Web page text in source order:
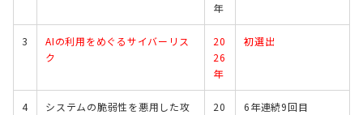
年
3
AIの利用をめぐるサイバーリス
ク
20
26
年
初選出
4
システムの脆弱性を悪用した攻
20
6年連続9回目